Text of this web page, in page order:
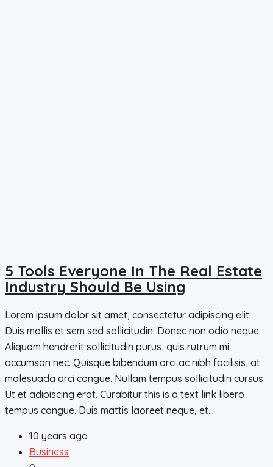
5 Tools Everyone In The Real Estate
Industry Should Be Using
Lorem ipsum dolor sit amet, consectetur adipiscing elit.
Duis mollis et sem sed sollicitudin. Donec non odio neque.
Aliquam hendrerit sollicitudin purus, quis rutrum mi
accumsan nec. Quisque bibendum orci ac nibh facilisis, at
malesuada orci congue. Nullam tempus sollicitudin cursus.
Ut et adipiscing erat. Curabitur this is a text link libero
tempus congue. Duis mattis laoreet neque, et...
10 years ago
Business